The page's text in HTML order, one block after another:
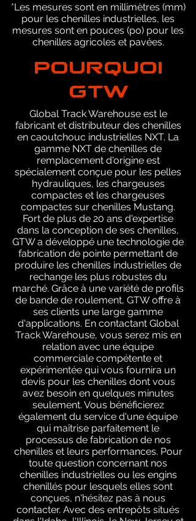
*Les mesures sont en millimètres (mm)
pour les chenilles industrielles, les
mesures sont en pouces (po) pour les
chenilles agricoles et pavées.
POURQUOI
GTW
Global Track Warehouse est le
fabricant et distributeur des chenilles
en caoutchouc industrielles NXT. La
gamme NXT de chenilles de
remplacement d'origine est
spécialement conçue pour les pelles
hydrauliques, les chargeuses
compactes et les chargeuses
compactes sur chenilles Mustang.
Fort de plus de 20 ans d'expertise
dans la conception de ses chenilles,
GTW a développé une technologie de
fabrication de pointe permettant de
produire les chenilles industrielles de
rechange les plus robustes du
marché. Grâce à une variété de profils
de bande de roulement, GTW offre à
ses clients une large gamme
d'applications. En contactant Global
Track Warehouse, vous serez mis en
relation avec une équipe
commerciale compétente et
expérimentée qui vous fournira un
devis pour les chenilles dont vous
avez besoin en quelques minutes
seulement. Vous bénéficierez
également du service d'une équipe
qui maîtrise parfaitement le
processus de fabrication de nos
chenilles et leurs performances. Pour
toute question concernant nos
chenilles industrielles ou les engins
chenillés pour lesquels elles sont
conçues, n'hésitez pas à nous
contacter. Avec des entrepôts situés